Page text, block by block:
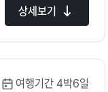
상세보기
여행기간 4박6일